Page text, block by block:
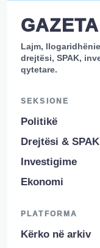
Lajm,
drejtësi, SPAK,
qytetare.
SEKSIONE
Politikë
Drejtësi & SPAK
Investigime
Ekonomi
PLATFORMA
Kërko në arkiv